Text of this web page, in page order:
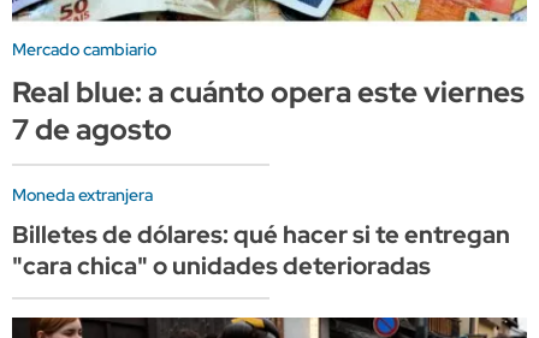
Mercado cambiario
Real blue: a cuánto opera este viernes
7 de agosto
Moneda extranjera
Billetes de dólares: qué hacer si te entregan
"cara chica" o unidades deterioradas